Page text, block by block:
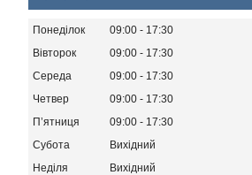
Понеділок 09:00
17:30
Вівторок
09:00
17:30
Середа
09:00
17:30
Четвер
09:00
17:30
Пʼятниця
09:00
17:30
Субота
Вихідний
Неділя
Вихідний